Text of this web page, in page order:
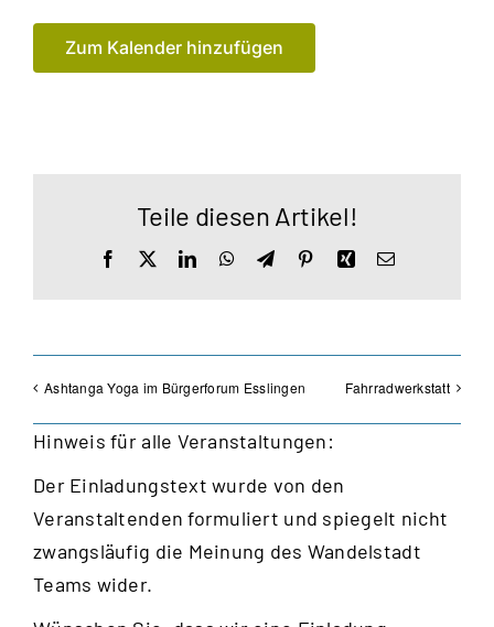
Zum Kalender hinzufügen
Teile diesen Artikel!
Facebook LinkedInWhatsApp
TelegramPinterestXingE-
Ashtanga Yoga im Bürgerforum Esslingen Fahrradwerkstatt
Hinweis für alle Veranstaltungen:
Der Einladungstext wurde von den
Veranstaltenden formuliert und spiegelt nicht
zwangsläufig die Meinung des Wandelstadt
Teams wider.